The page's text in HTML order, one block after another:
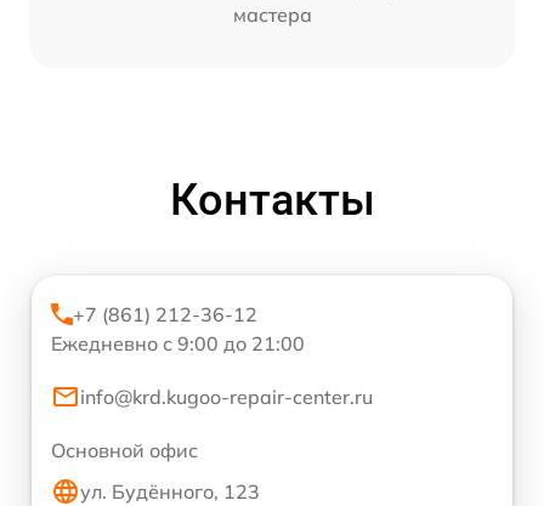
мастера
Контакты
+7 (861) 212-36-12
Ежедневно с 9:00 до 21:00
info@krd.kugoo-repair-center.ru
Основной офис
ул. Будённого, 123